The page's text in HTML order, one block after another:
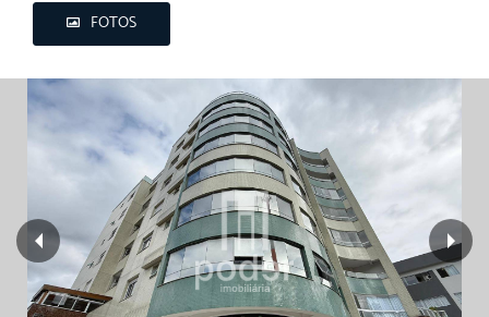
FOTOS